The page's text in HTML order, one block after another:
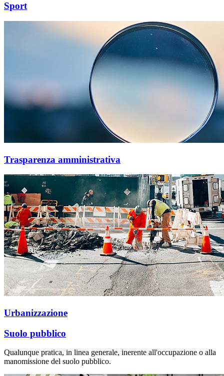
Sport
Trasparenza amministrativa
Urbanizzazione
Suolo pubblico
Qualunque pratica, in linea generale, inerente all'occupazione o alla
manomissione del suolo pubblico.